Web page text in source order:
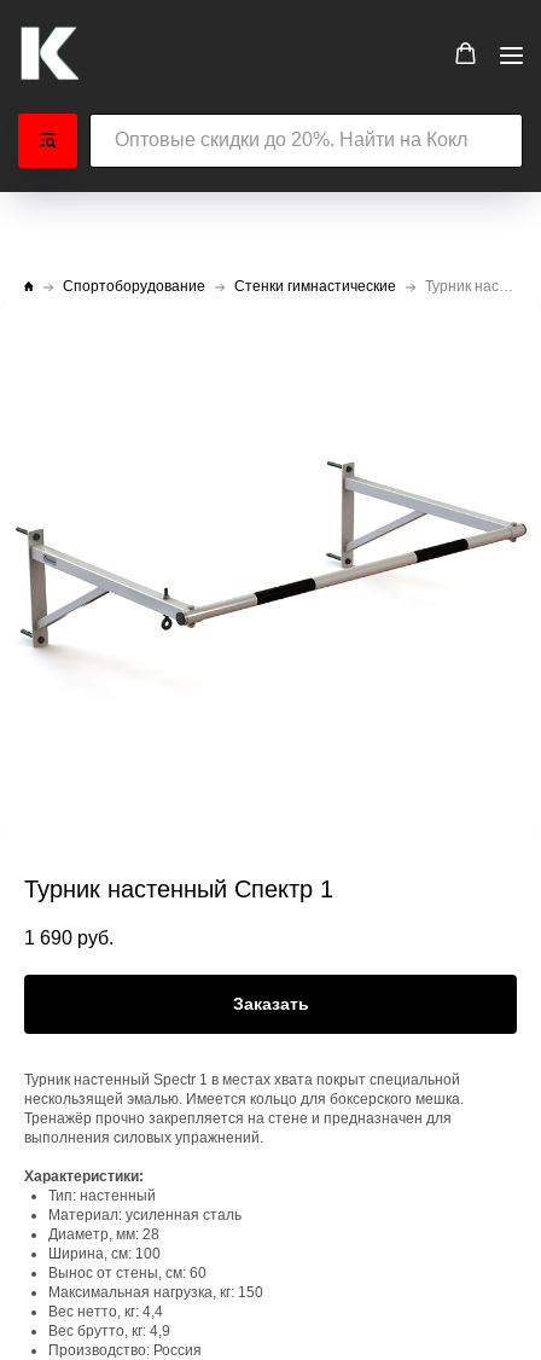
Спортоборудование Стенки гимнастические Турник настенный Спектр 1
Турник настенный Спектр 1
1 690 руб.
Заказать
Турник настенный Spectr 1 в местах хвата покрыт специальной
нескользящей эмалью. Имеется кольцо для боксерского мешка.
Тренажёр прочно закрепляется на стене и предназначен для
выполнения силовых упражнений.
Характеристики:
Тип: настенный
Материал: усиленная сталь
Диаметр, мм: 28
Ширина, см: 100
Вынос от стены, см: 60
Максимальная нагрузка, кг: 150
Вес нетто, кг: 4,4
Вес брутто, кг: 4,9
Производство: Россия